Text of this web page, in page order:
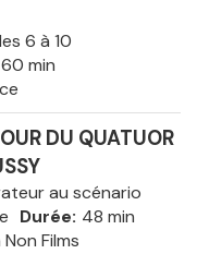
6 à 10
min
DU QUATUOR
au scénario
Durée 48 min
Films